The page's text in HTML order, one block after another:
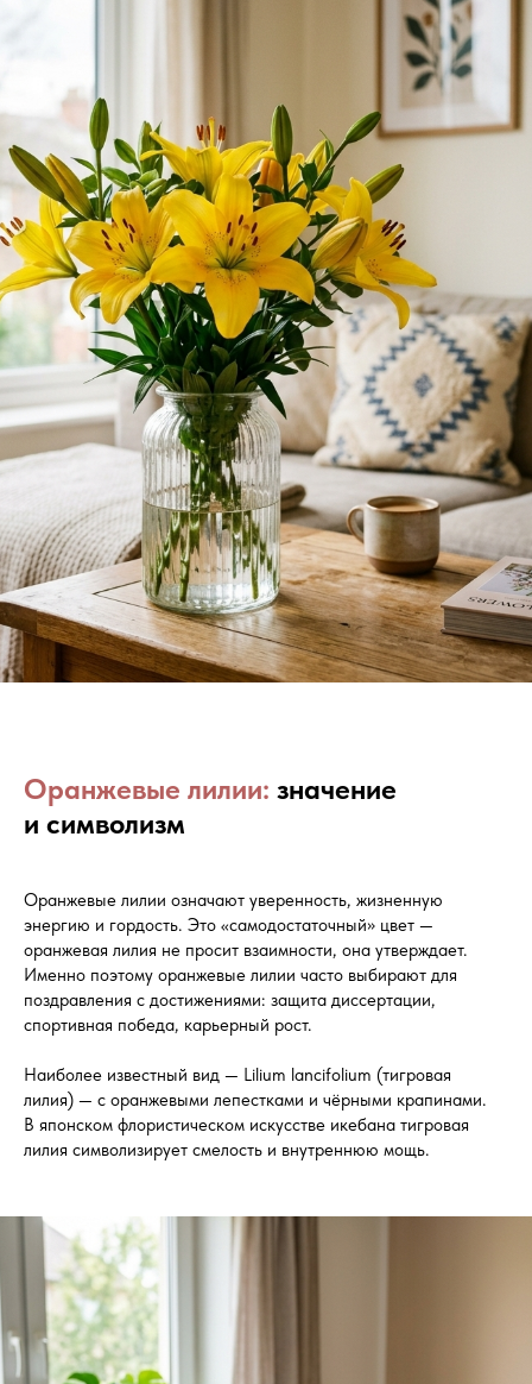
Оранжевые лилии: значение
и символизм
Оранжевые лилии означают уверенность, жизненную
энергию и гордость. Это «самодостаточный» цвет —
оранжевая лилия не просит взаимности, она утверждает.
Именно поэтому оранжевые лилии часто выбирают для
поздравления с достижениями: защита диссертации,
спортивная победа, карьерный рост.
Наиболее известный вид — Lilium lancifolium (тигровая
лилия) — с оранжевыми лепестками и чёрными крапинами.
В японском флористическом искусстве икебана тигровая
лилия символизирует смелость и внутреннюю мощь.